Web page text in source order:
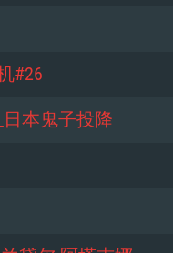
#26
日本鬼子投降